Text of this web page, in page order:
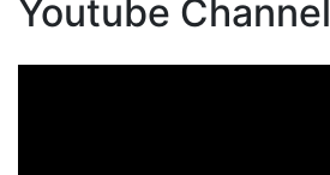
Youtube Channel